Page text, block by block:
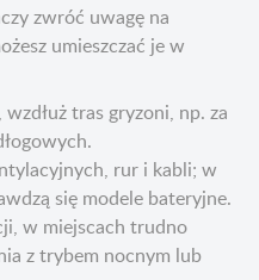
zwróć uwagę na
umieszczać je w
tras gryzoni, np. za
rur i kabli; w
się modele bateryjne.
w miejscach trudno
z trybem nocnym lub